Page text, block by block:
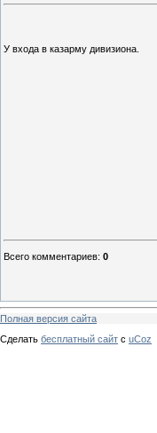
У входа в казарму дивизиона.
Всего комментариев: 0
Полная версия сайта
Сделать бесплатный сайт с uCoz